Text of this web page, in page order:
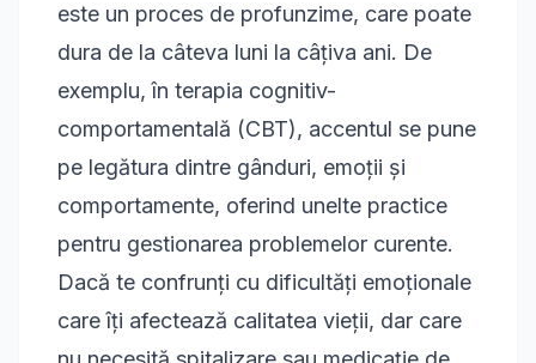
este un proces de profunzime, care poate
dura de la câteva luni la câțiva ani. De
exemplu, în terapia cognitiv-
comportamentală (CBT), accentul se pune
pe legătura dintre gânduri, emoții și
comportamente, oferind unelte practice
pentru gestionarea problemelor curente.
Dacă te confrunți cu dificultăți emoționale
care îți afectează calitatea vieții, dar care